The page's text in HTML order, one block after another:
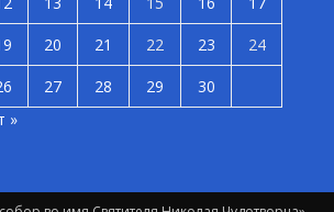
20 21 22 23
24
27 28 29
30
»